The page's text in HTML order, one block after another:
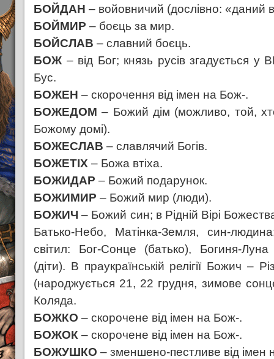
БОЙДАН – войовничий (дослівно:
БОЙМИР – боєць за мир.
БОЙСЛАВ – славний боєць.
БОЖ – від Бог; князь русів згадується
Бус.
БОЖЕН – скорочення від імен на Бож-.
БОЖЕДОМ – Божий дім (можливо, той,
Божому домі).
БОЖЕСЛАВ – славлячий Богів.
БОЖЕТІХ – Божа втіха.
БОЖИДАР – Божий подарунок.
БОЖИМИР – Божий мир (люди).
БОЖИЧ – Божий син; в Рідній Вірі
Батько-Небо, Матінка-Земля, син-
світил: Бог-Сонце (батько), Богиня-
(діти). В праукраїнській релігії Божич –
(народжується 21, 22 грудня, зимове
Коляда.
БОЖКО – скорочене від імен на Бож-.
БОЖОК – скорочене від імен на Бож-.
БОЖУШКО – зменшено-пестливе від імен